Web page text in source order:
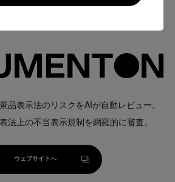
to US website
品表示法のリスクをAIが自動レビュー。
法上の不当表示規制を網羅的に審査。
ウェブサイトへ
ウェブサイトへ